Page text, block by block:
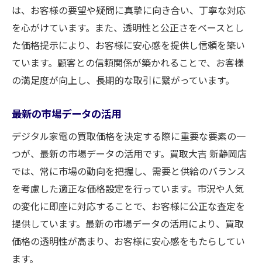
は、お客様の要望や疑問に真摯に向き合い、丁寧な対応
を心がけています。また、透明性と公正さをベースとし
た価格提示により、お客様に安心感を提供し信頼を築い
ています。顧客との信頼関係が築かれることで、お客様
の満足度が向上し、長期的な取引に繋がっています。
最新の市場データの活用
デジタル家電の買取価格を決定する際に重要な要素の一
つが、最新の市場データの活用です。買取大吉 新静岡店
では、常に市場の動向を把握し、需要と供給のバランス
を考慮した適正な価格設定を行っています。市況や人気
の変化に即座に対応することで、お客様に公正な査定を
提供しています。最新の市場データの活用により、買取
価格の透明性が高まり、お客様に安心感をもたらしてい
ます。